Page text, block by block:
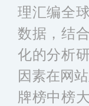
理汇编全
数据，结
化的分析
因素在网
牌榜中榜